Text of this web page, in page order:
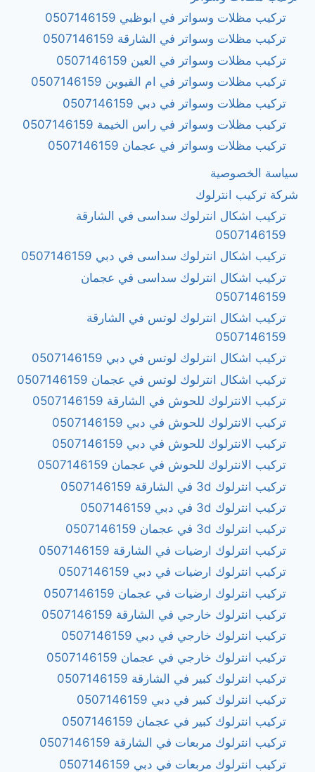
تركيب مظلات وسواتر في ابوظبي 0507146159
تركيب مظلات وسواتر في الشارقة 0507146159
تركيب مظلات وسواتر في العين 0507146159
تركيب مظلات وسواتر في ام القيوين 0507146159
تركيب مظلات وسواتر في دبي 0507146159
تركيب مظلات وسواتر في راس الخيمة 0507146159
تركيب مظلات وسواتر في عجمان 0507146159
سياسة الخصوصية
شركة تركيب انترلوك
تركيب اشكال انترلوك سداسى في الشارقة
0507146159
تركيب اشكال انترلوك سداسى في دبي 0507146159
تركيب اشكال انترلوك سداسى في عجمان
0507146159
تركيب اشكال انترلوك لوتس في الشارقة
0507146159
تركيب اشكال انترلوك لوتس في دبي 0507146159
تركيب اشكال انترلوك لوتس في عجمان 0507146159
تركيب الانترلوك للحوش في الشارقة 0507146159
تركيب الانترلوك للحوش في دبي 0507146159
تركيب الانترلوك للحوش في دبي 0507146159
تركيب الانترلوك للحوش في عجمان 0507146159
تركيب انترلوك 3d في الشارقة 0507146159
تركيب انترلوك 3d في دبي 0507146159
تركيب انترلوك 3d في عجمان 0507146159
تركيب انترلوك ارضيات في الشارقة 0507146159
تركيب انترلوك ارضيات في دبي 0507146159
تركيب انترلوك ارضيات في عجمان 0507146159
تركيب انترلوك خارجي في الشارقة 0507146159
تركيب انترلوك خارجي في دبي 0507146159
تركيب انترلوك خارجي في عجمان 0507146159
تركيب انترلوك كبير في الشارقة 0507146159
تركيب انترلوك كبير في دبي 0507146159
تركيب انترلوك كبير في عجمان 0507146159
تركيب انترلوك مربعات في الشارقة 0507146159
تركيب انترلوك مربعات في دبي 0507146159